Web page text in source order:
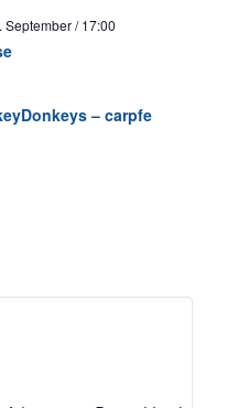
September / 17:00
– carpfe